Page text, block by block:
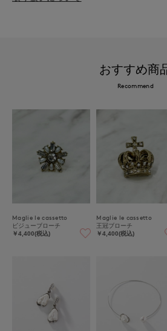
おすすめ商
Recommend
Maglie le cassetto
ビジューブローチ
￥4,400(税込)
Maglie le cassetto
王冠ブローチ
￥4,400(税込)